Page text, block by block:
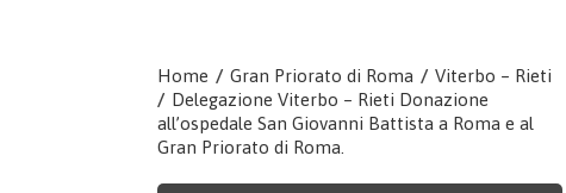
Home / Gran Priorato di Roma / Viterbo – Rieti
/ Delegazione Viterbo – Rieti Donazione
all’ospedale San Giovanni Battista a Roma e al
Gran Priorato di Roma.